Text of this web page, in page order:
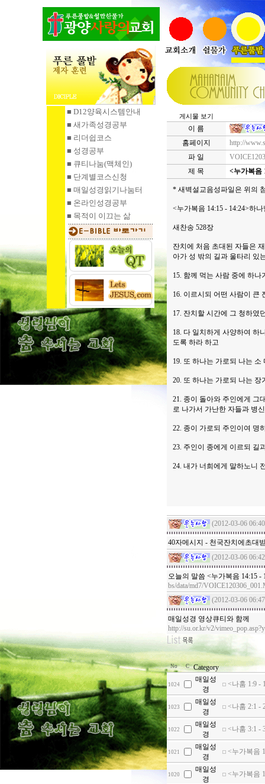
■ D12양육시스템안내
■ 새가족성경공부
■ 리더쉽코스
■ 성경공부
■ 큐티나눔(맥체인)
■ 단계별코스신청
■ 매일성경읽기 나눔터
■ 온라인성경공부
■ 목적이 이끄는 삶
게시물 보기
이 름
홈페이지
http://
파 일
제 목
<누가복음
* 새벽설교음성파일은 위의
<누가복음 14:15 - 14:24>하
새찬송 528장
잔치에 처음 초대된 자들은
아가 성 밖의 길과 울타리 있
15. 함께 먹는 사람 중에 하
16. 이르시되 어떤 사람이 큰
17. 잔치할 시간에 그 청하였
18. 다 일치하게 사양하여 하
도록 하라 하고
19. 또 하나는 가로되 나는
20. 또 하나는 가로되 나는
21. 종이 돌아와 주인에게 그
로 나가서 가난한 자들과 병
22. 종이 가로되 주인이여 명
23. 주인이 종에게 이르되 길
24. 내가 너희에게 말하노니
(2012-03-06
40자메시지 - 천국잔치에초대
(2012-03-06
오늘의 말씀 <누가복음 14:15
bs/data/md7/
(2012-03-06
매일성경 영상큐티와 함께
http://su.or.kr/v2/
No C Category
1024
매일성
경
<나훔 1:9 -
1023
매일성
경
<나훔 2:1 -
1022
매일성
경
<나훔 3:1 -
1021
매일성
경
<누가복음
1020
매일성
경
<누가복음